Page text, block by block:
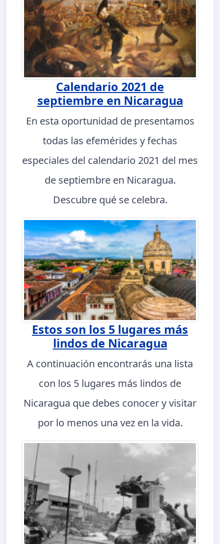
Calendario 2021 de
septiembre en Nicaragua
En esta oportunidad de presentamos
todas las efemérides y fechas
especiales del calendario 2021 del mes
de septiembre en Nicaragua.
Descubre qué se celebra.
Estos son los 5 lugares más
lindos de Nicaragua
A continuación encontrarás una lista
con los 5 lugares más lindos de
Nicaragua que debes conocer y visitar
por lo menos una vez en la vida.